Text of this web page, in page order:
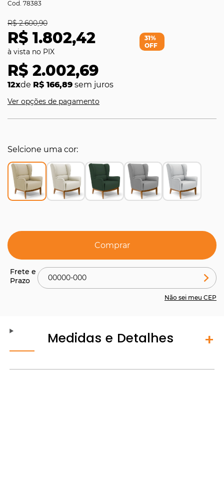
78383
R$ 1.802,42
R$ 2.600,90
R$ 2.002,69
12xde R$ 166,89 sem juros
31%
OFF
Ver opções de pagamento
Selcione uma cor
Comprar
Não sei meu CEP
Medidas e Detalhes